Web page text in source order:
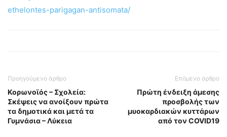
ethelontes-parigagan-antisomata/
Προηγούμενο άρθρο
Κορωνοϊός – Σχολεία:
Σκέψεις να ανοίξουν πρώτα
τα δημοτικά και μετά τα
Γυμνάσια – Λύκεια
Επόμενο άρθρο
Πρώτη ένδειξη άμεσης
προσβολής των
μυοκαρδιακών κυττάρων
από τον COVID19